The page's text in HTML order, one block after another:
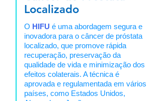
Localizado
O HIFU é uma abordagem segura e
inovadora para o câncer de próstata
localizado, que promove rápida
recuperação, preservação da
qualidade de vida e minimização dos
efeitos colaterais. A técnica é
aprovada e regulamentada em vários
países, como Estados Unidos,